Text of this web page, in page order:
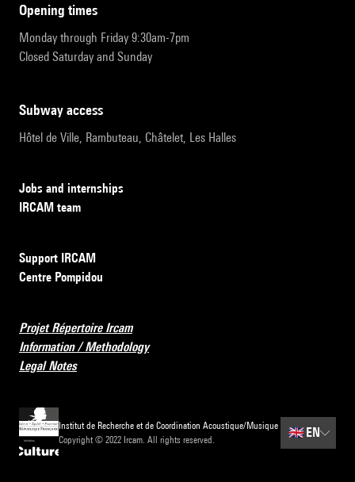
opening times
Monday through Friday 9:30am-7pm
Closed Saturday and Sunday
subway access
Hôtel de Ville, Rambuteau, Châtelet, Les Halles
Jobs and internships
IRCAM team
Support IRCAM
Centre Pompidou
Projet Répertoire Ircam
Information / Methodology
Legal Notes
Institut de Recherche et de Coordination Acoustique/Musique
Copyright © 2022 Ircam. All rights reserved.
🇬🇧 EN